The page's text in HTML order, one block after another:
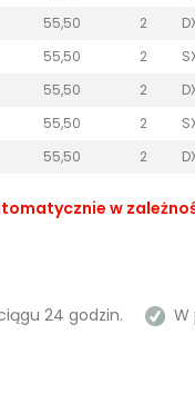
55,50 2
55,50 2
55,50 2
55,50 2
55,50 2
w
24 godzin. W